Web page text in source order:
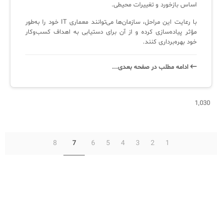
اساس بازخورد و تغییرات محیطی.
با رعایت این مراحل، سازمان‌ها می‌توانند معماری IT خود را به‌طور
مؤثر پیاده‌سازی کرده و از آن برای دستیابی به اهداف کسب‌وکار
خود بهره‌برداری کنند.
ادامه‌ مطلب در صفحه‌ بعدی...
1,030
1
2
3
4
5
6
7
8